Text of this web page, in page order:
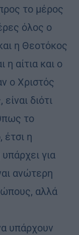
το μέρος
όλος ο
η Θεοτόκος
η αίτια και ο
ο Χριστός
διότι
το
έτσι η
για
ανώτερη
αλλά
υπάρχουν